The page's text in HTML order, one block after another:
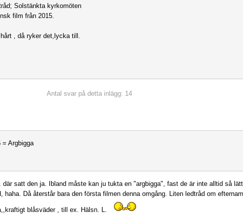
Solstänkta kyrkomöten
film från 2015.
hårt , då ryker det,lycka till.
Antal svar på detta inlägg: 14
= Argbigga
där satt den ja. Ibland måste kan ju tukta en "argbigga", fast de är inte alltid så
haha. Då återstår bara den första filmen denna omgång. Liten ledtråd om
blåsväder , till ex. Hälsn. L.